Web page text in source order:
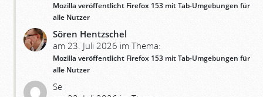
Mozilla veröffentlicht Firefox 153 mit Tab-Umgebungen für
alle Nutzer
Sören Hentzschel
am 23. Juli 2026 im Thema:
Mozilla veröffentlicht Firefox 153 mit Tab-Umgebungen für
alle Nutzer
Se